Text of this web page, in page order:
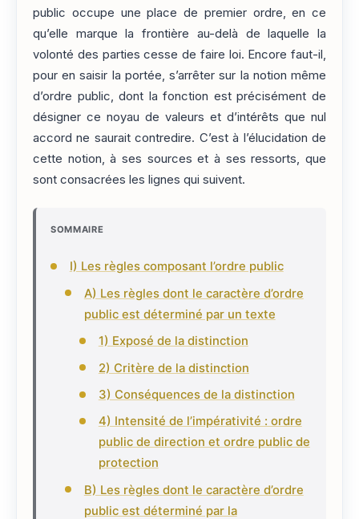
public occupe une place de premier ordre, en ce
qu’elle marque la frontière au-delà de laquelle la
volonté des parties cesse de faire loi. Encore faut-il,
pour en saisir la portée, s’arrêter sur la notion même
d’ordre public, dont la fonction est précisément de
désigner ce noyau de valeurs et d’intérêts que nul
accord ne saurait contredire. C’est à l’élucidation de
cette notion, à ses sources et à ses ressorts, que
sont consacrées les lignes qui suivent.
SOMMAIRE
I) Les règles composant l’ordre public
A) Les règles dont le caractère d’ordre
public est déterminé par un texte
1) Exposé de la distinction
2) Critère de la distinction
3) Conséquences de la distinction
4) Intensité de l’impérativité : ordre
public de direction et ordre public de
protection
B) Les règles dont le caractère d’ordre
public est déterminé par la